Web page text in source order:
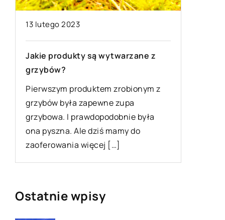
13 lutego 2023
Jakie produkty są wytwarzane z
grzybów?
Pierwszym produktem zrobionym z
grzybów była zapewne zupa
grzybowa. I prawdopodobnie była
ona pyszna. Ale dziś mamy do
zaoferowania więcej […]
Ostatnie wpisy